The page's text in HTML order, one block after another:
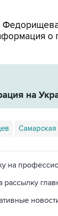
о
на
Самарская
на
рассылку